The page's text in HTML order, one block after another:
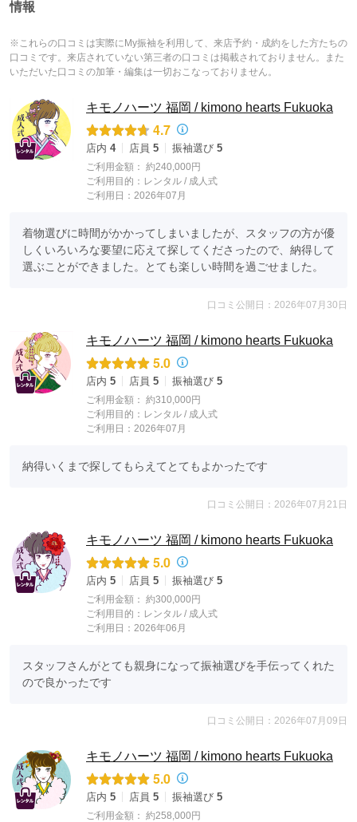
情報
※これらの口コミは実際にMy振袖を利用して、来店予約・成約をした方たちの
口コミです。来店されていない第三者の口コミは掲載されておりません。また
いただいた口コミの加筆・編集は一切おこなっておりません。
キモノハーツ 福岡 / kimono hearts Fukuoka
4.7
店内 4 店員 5 振袖選び 5
ご利用金額： 約240,000円
ご利用目的： レンタル / 成人式
ご利用日：2026年07月
着物選びに時間がかかってしまいましたが、スタッフの方が優
しくいろいろな要望に応えて探してくださったので、納得して
選ぶことができました。とても楽しい時間を過ごせました。
口コミ公開日：2026年07月30日
キモノハーツ 福岡 / kimono hearts Fukuoka
5.0
店内 5 店員 5 振袖選び 5
ご利用金額： 約310,000円
ご利用目的： レンタル / 成人式
ご利用日：2026年07月
納得いくまで探してもらえてとてもよかったです
口コミ公開日：2026年07月21日
キモノハーツ 福岡 / kimono hearts Fukuoka
5.0
店内 5 店員 5 振袖選び 5
ご利用金額： 約300,000円
ご利用目的： レンタル / 成人式
ご利用日：2026年06月
スタッフさんがとても親身になって振袖選びを手伝ってくれた
ので良かったです
口コミ公開日：2026年07月09日
キモノハーツ 福岡 / kimono hearts Fukuoka
5.0
店内 5 店員 5 振袖選び 5
ご利用金額： 約258,000円